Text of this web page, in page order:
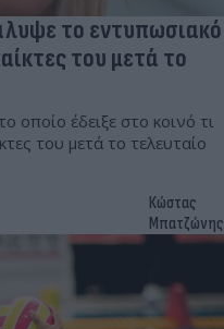
το εντυπωσιακό
του μετά το
οποίο έδειξε στο κοινό τι
του μετά το τελευταίο
Κώστας
Μπατζώνης